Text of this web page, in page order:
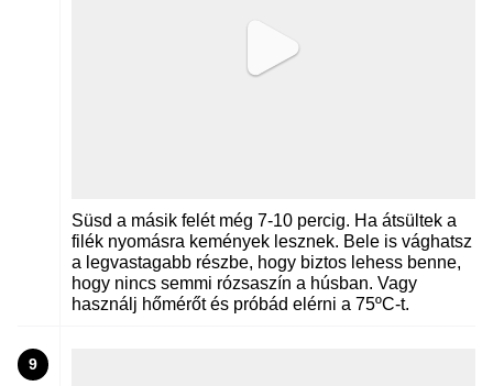
Süsd a másik felét még 7-10 percig. Ha átsültek a
filék nyomásra kemények lesznek. Bele is vághatsz
a legvastagabb részbe, hogy biztos lehess benne,
hogy nincs semmi rózsaszín a húsban. Vagy
használj hőmérőt és próbád elérni a 75ºC-t.
9